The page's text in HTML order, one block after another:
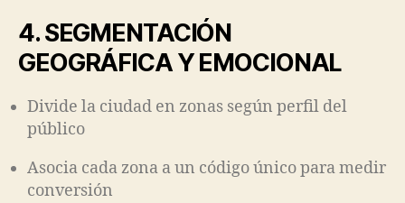
4. SEGMENTACIÓN
GEOGRÁFICA Y EMOCIONAL
Divide la ciudad en zonas según perfil del
público
Asocia cada zona a un código único para medir
conversión